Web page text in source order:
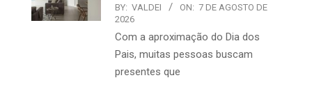
BY: VALDEI ON: 7 DE AGOSTO DE
2026
Com a aproximação do Dia dos
Pais, muitas pessoas buscam
presentes que